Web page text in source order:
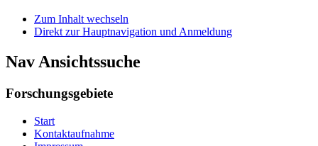
Zum Inhalt wechseln
Direkt zur Hauptnavigation und Anmeldung
Nav Ansichtssuche
Forschungsgebiete
Start
Kontaktaufnahme